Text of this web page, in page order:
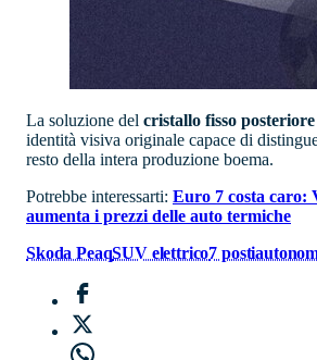
La soluzione del cristallo fisso posteriore
identità visiva originale capace di
resto della intera produzione boema.
Potrebbe interessarti: Euro 7 costa caro:
aumenta i prezzi delle auto termiche
Skoda PeaqSUV elettrico7 posti